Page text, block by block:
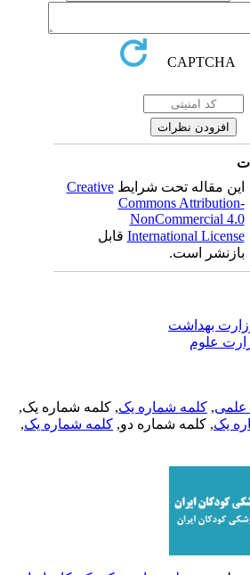
این مقاله تحت شرایطCreative
Commons
NonCommercial
Internationalقابل
بازنشر است.
بهداشت
علوم
, کلمه شماره یک, کلمه شماره یک,
یک, کلمه شماره دو,کلمه شماره یک,